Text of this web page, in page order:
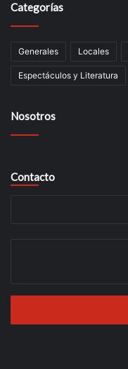
Categorías
Generales Locales
Espectáculos y Literatura
Nosotros
Contacto